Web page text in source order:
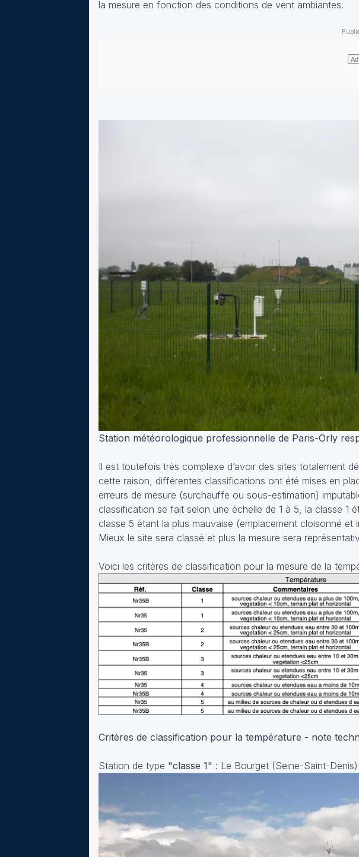
la mesure en fonction des conditions de vent ambiantes.
Station météorologique professionnelle de Paris-Orly
Il est toutefois très complexe d’avoir des sites totalement
cette raison, différentes classifications ont été mises en
erreurs de mesure (surchauffe ou sous-estimation)
classification se fait selon une échelle de 1 à 5, la classe 1
classe 5 étant la plus mauvaise (emplacement cloisonné
Mieux le site sera classé et plus la mesure sera
Voici les critères de classification pour la mesure de la
Critères de classification pour la température - note
Station de type "classe 1" : Le Bourget (Seine-Saint-Denis)